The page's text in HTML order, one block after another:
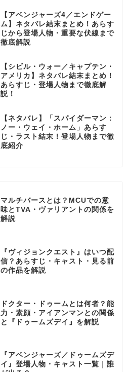
【アベンジャーズ4／エンドゲー
ム】ネタバレ結末まとめ！あらす
じから登場人物・重要な伏線まで
徹底解説
【シビル・ウォー／キャプテン・
アメリカ】ネタバレ結末まとめ！
あらすじ・登場人物まで徹底解
説！
【ネタバレ】「スパイダーマン：
ノー・ウェイ・ホーム」あらす
じ・ラスト結末！登場人物まで徹
底紹介
マルチバースとは？MCUでの意
味とTVA・ヴァリアントの関係を
解説
『ヴィジョンクエスト』はいつ配
信？あらすじ・キャスト・見る前
の作品を解説
ドクター・ドゥームとは何者？能
力・素顔・アイアンマンとの関係
と『ドゥームズデイ』を解説
『アベンジャーズ／ドゥームズデ
イ』登場人物・キャスト一覧｜誰